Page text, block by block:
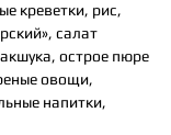
креветки, рис,
салат
острое пюре
овощи,
напитки,